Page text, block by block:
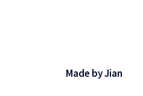
Made by Jian